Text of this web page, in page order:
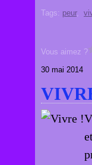
Tags: peur,
Vous aimez ?
30 mai 2014